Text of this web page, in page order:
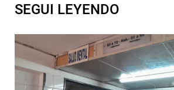
SEGUI LEYENDO